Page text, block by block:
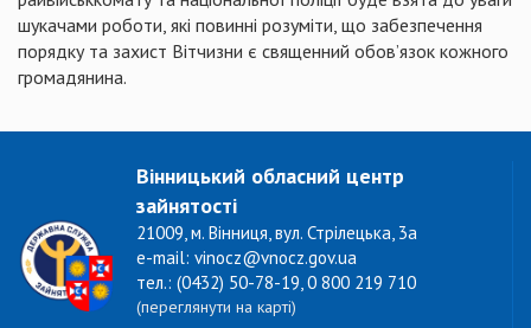
шукачами роботи, які повинні розуміти, що забезпечення
порядку та захист Вітчизни є священний обов’язок кожного
громадянина.
Вінницький обласний центр
зайнятості
21009, м. Вінниця, вул. Стрілецька, 3а
e-mail: vinocz@vnocz.gov.ua
тел.: (0432) 50-78-19, 0 800 219 710
(переглянути на карті)